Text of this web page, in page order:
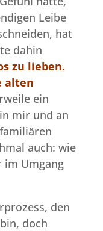
Leibe
hat
dahin
zu lieben.
alten
ein
mir und an
auch: wie
Umgang
den
doch